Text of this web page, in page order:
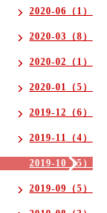
2020-06（1）
2020-03（8）
2020-02（1）
2020-01（5）
2019-12（6）
2019-11（4）
2019-10（5）
2019-09（5）